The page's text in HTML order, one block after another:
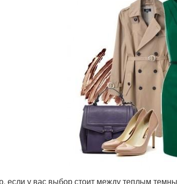
если у вас выбор стоит между теплым